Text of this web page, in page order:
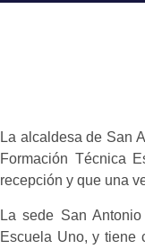
La alcaldesa de San
Formación Técnica
recepción y que una
La sede San
Escuela Uno, y tiene